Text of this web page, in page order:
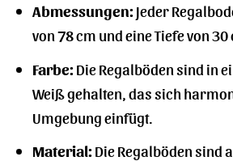
Abmessungen:Jeder
von 78 cm und eine Tiefe von 30
Farbe:Die Regalböden sind in
Weiß gehalten, das sich
Umgebung einfügt.
Material:Die Regalböden sind